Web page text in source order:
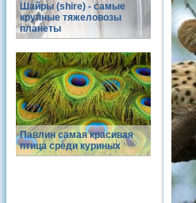
Шайры (shire) - самые
крупные тяжеловозы
планеты
Павлин самая красивая
птица среди куриных